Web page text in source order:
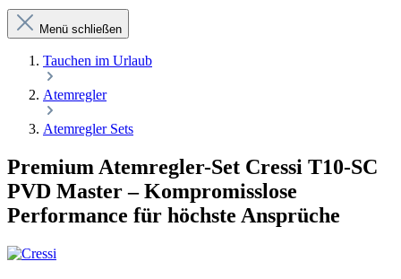
Menü schließen
Tauchen im Urlaub
Atemregler
Atemregler Sets
Premium Atemregler-Set Cressi T10-SC
PVD Master – Kompromisslose
Performance für höchste Ansprüche